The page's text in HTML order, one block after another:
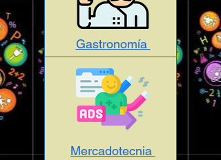
Gastronomía
Mercadotecnia